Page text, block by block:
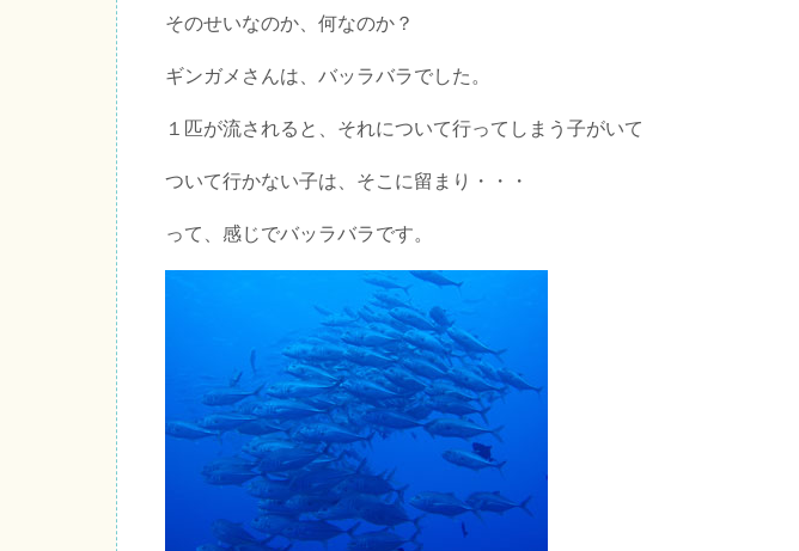
そのせいなのか、何なのか？
ギンガメさんは、バッラバラでした。
１匹が流されると、それについて行ってしまう子がいて
ついて行かない子は、そこに留まり・・・
って、感じでバッラバラです。